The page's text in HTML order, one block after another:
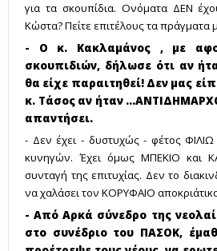
για τα σκουπίδια. Ονόματα ΔΕΝ
Κώστα? Πείτε επιτέλους τα πράγματα
- Ο κ. Κακλαμάνος , με
σκουπιδιών, δήλωσε ότι αν
θα είχε παραιτηθεί! Δεν μας
κ. Τάσος αν ήταν
απαντήσει.
- Δεν έχει - δυστυχώς - φέτος
κυνηγών. Έχει όμως ΜΠΕΚΙΟ και
συνταγή της επιτυχίας. Δεν το
να χαλάσει τον ΚΟΡΥΦΑΙΟ
- Από Αρκά σύνεδρο της
στο συνέδριο του ΠΑΣΟΚ,